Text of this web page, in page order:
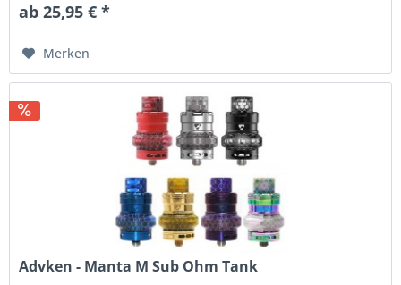
ab 25,95 € *
Merken
Advken - Manta M Sub Ohm Tank